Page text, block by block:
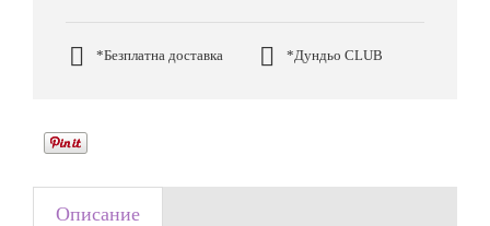
*Безплатна доставка *Дундьо CLUB
Описание